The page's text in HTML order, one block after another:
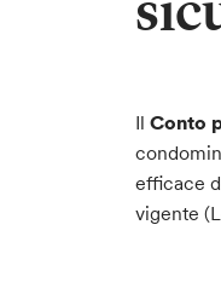
Il Conto
efficace
vigente